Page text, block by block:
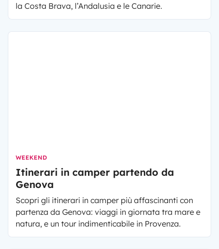
la Costa Brava, l’Andalusia e le Canarie.
WEEKEND
Itinerari in camper partendo da
Genova
Scopri gli itinerari in camper più affascinanti con
partenza da Genova: viaggi in giornata tra mare e
natura, e un tour indimenticabile in Provenza.